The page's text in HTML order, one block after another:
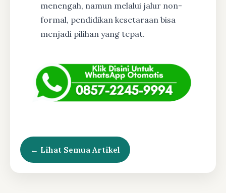
menengah, namun melalui jalur non-
formal, pendidikan kesetaraan bisa
menjadi pilihan yang tepat.
← Lihat Semua Artikel